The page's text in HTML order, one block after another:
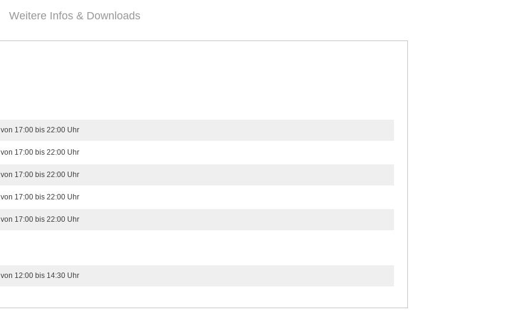
Weitere Infos & Downloads
von 17:00 bis 22:00 Uhr
von 17:00 bis 22:00 Uhr
von 17:00 bis 22:00 Uhr
von 17:00 bis 22:00 Uhr
von 17:00 bis 22:00 Uhr
von 12:00 bis 14:30 Uhr